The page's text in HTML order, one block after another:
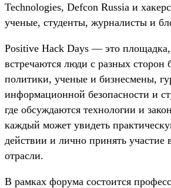
Technologies, Defcon Russia и
ученые, студенты, журналисты и
Positive Hack Days — это площадка,
встречаются люди с разных сторон
политики, ученые и бизнесмены,
информационной безопасности и
где обсуждаются технологии и
каждый может увидеть
действии и лично принять участие
отрасли.
В рамках форума состоится